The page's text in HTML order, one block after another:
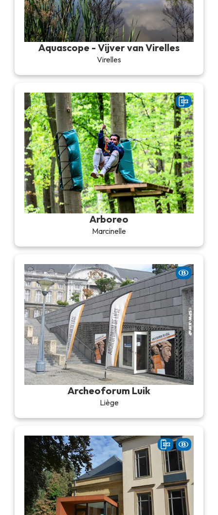
Aquascope - Vijver van Virelles
Virelles
Arboreo
Marcinelle
Archeoforum Luik
Liège